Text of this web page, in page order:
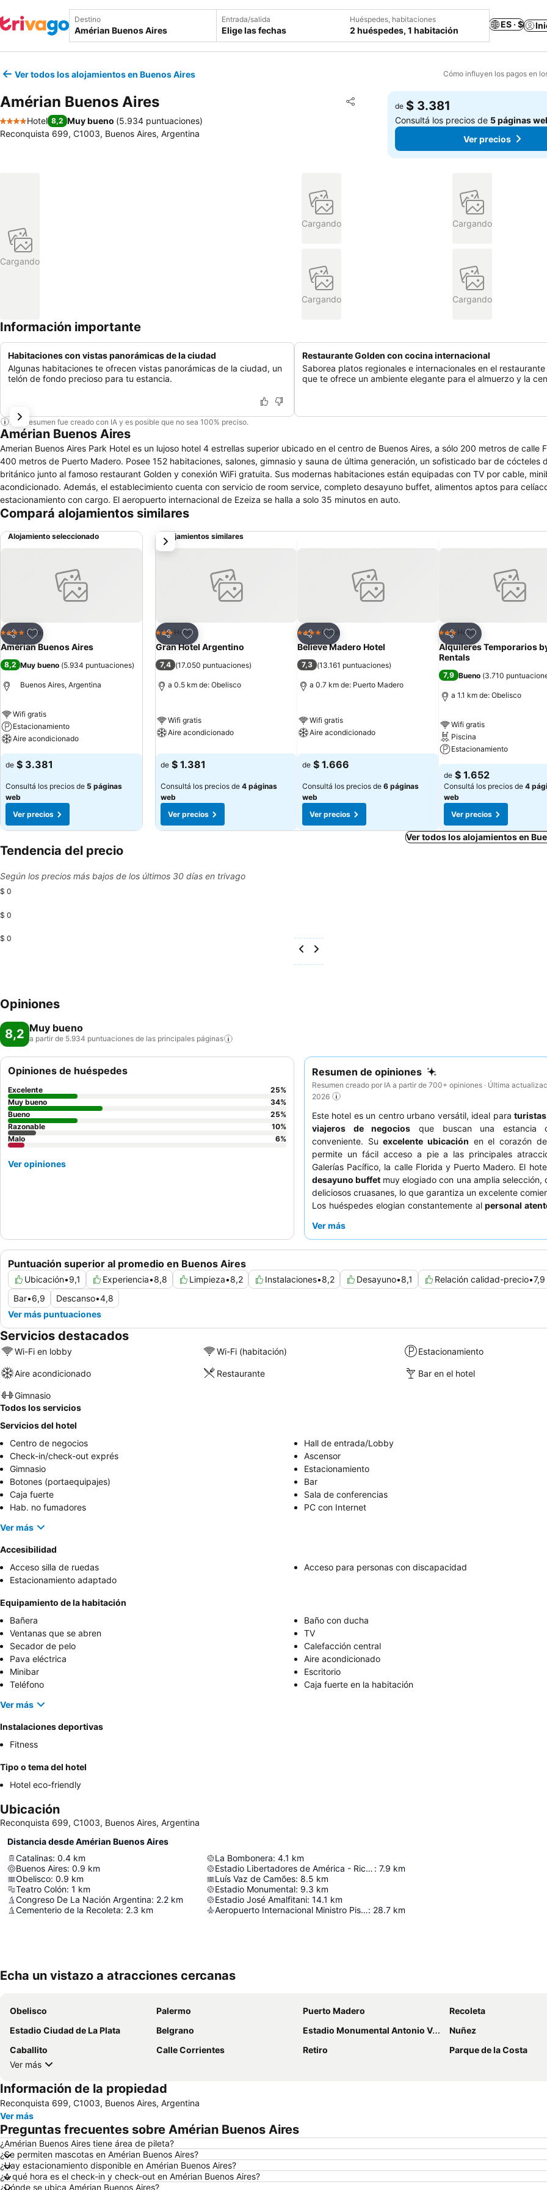
Destino Entrada/salida
Elige las fechas
Huéspedes, habitaciones
2 huéspedes, 1 habitación
ES · $
Ver todos los alojamientos en Buenos Aires Cómo influyen los pagos en
Amérian Buenos Aires Compartir
Añadir a favoritos
4 Estrellas
Hotel 8,2 Muy bueno (5.934 puntuaciones)
Reconquista 699, C1003, Buenos Aires, Argentina
de $ 3.381
Consultá los precios de 5 páginas
Ver precios
Cargando
Cargando Cargando
Cargando Cargando
Información importante
Habitaciones con vistas panorámicas de la ciudad
Algunas habitaciones te ofrecen vistas panorámicas de la ciudad, un
telón de fondo precioso para tu estancia.
Restaurante Golden con cocina internacional
Saborea platos regionales e internacionales en el restaurante
que te ofrece un ambiente elegante para el almuerzo y la
Este resumen fue creado con IA y es posible que no sea 100% preciso.
Amérian Buenos Aires
Amerian Buenos Aires Park Hotel es un lujoso hotel 4 estrellas superior ubicado en el centro de Buenos Aires, a sólo 200 metros de calle
400 metros de Puerto Madero. Posee 152 habitaciones, salones, gimnasio y sauna de última generación, un sofisticado bar de cócteles
británico junto al famoso restaurant Golden y conexión WiFi gratuita. Sus modernas habitaciones están equipadas con TV por cable,
acondicionado. Además, el establecimiento cuenta con servicio de room service, completo desayuno buffet, alimentos aptos para
estacionamiento con cargo. El aeropuerto internacional de Ezeiza se halla a solo 35 minutos en auto.
Compará alojamientos similares
Alojamiento seleccionado
Compartir
Añadir a favoritos
4 EstrellasHotel
Amérian Buenos Aires
8,2 Muy bueno (5.934 puntuaciones)
Buenos Aires, Argentina
Wifi gratis
Estacionamiento
Aire acondicionado
de $ 3.381
Consultá los precios de 5 páginas
web
Ver precios
Alojamientos similares
Compartir
Añadir a favoritos
3 Estrellas
Hotel
Gran Hotel Argentino
7,4 (17.050 puntuaciones)
a 0.5 km de: Obelisco
Wifi gratis
Aire acondicionado
de $ 1.381
Consultá los precios de 4 páginas
web
Ver precios
Compartir
Añadir a favoritos
4 EstrellasHotel
Believe Madero Hotel
7,3 (13.161 puntuaciones)
a 0.7 km de: Puerto Madero
Wifi gratis
Aire acondicionado
de $ 1.666
Consultá los precios de 6 páginas
web
Ver precios
Compartir
Añadir a favoritos
3 Estrellas
Hotel
Alquileres Temporarios
Rentals
7,9 Bueno (3.710
a 1.1 km de: Obelisco
Wifi gratis
Piscina
Estacionamiento
de $ 1.652
Consultá los precios de 4
web
Ver precios
siguiente
Ver todos los alojamientos en
Tendencia del precio
Según los precios más bajos de los últimos 30 días en trivago
$ 0
$ 0
$ 0
Opiniones
8,2 Muy bueno
a partir de 5.934 puntuaciones de las principales páginas
Resumen de opiniones
Resumen creado por IA a partir de 700+ opiniones · Última
2026
Este hotel es un centro urbano versátil, ideal paraturistas
viajeros de negocios que buscan una estancia
conveniente. Suexcelente ubicación en el corazón
permite un fácil acceso a pie a las principales
Galerías Pacífico, la calle Florida y Puerto Madero. El
desayuno buffet muy elogiado con una amplia selección,
deliciosos cruasanes, lo que garantiza un excelente
Los huéspedes elogian constantemente alpersonal
considere solicitar una habitación con vistas al jardín.
Ver más
Puntuación superior al promedio en Buenos Aires
Ubicación•9,1 Experiencia•8,8 Limpieza•8,2 Instalaciones•8,2 Desayuno•8,1 Relación calidad-precio•7,9
Bar•6,9 Descanso•4,8
Ver más puntuaciones
Opiniones de huéspedes
Excelente 25%
Muy bueno
34%
Bueno
25%
Razonable
10%
Malo
6%
Ver opiniones
Servicios destacados
Wi-Fi en lobby Wi-Fi (habitación) Estacionamiento
Aire acondicionado Restaurante Bar en el hotel
Gimnasio
Todos los servicios
Servicios del hotel
Centro de negocios
Hall de entrada/Lobby
Check-in/check-out exprés
Ascensor
Gimnasio
Estacionamiento
Botones (portaequipajes)
Bar
Caja fuerte
Sala de conferencias
Hab. no fumadores
PC con Internet
Ver más
Accesibilidad
Acceso silla de ruedas
Acceso para personas con discapacidad
Estacionamiento adaptado
Equipamiento de la habitación
Bañera
Baño con ducha
Ventanas que se abren
TV
Secador de pelo
Calefacción central
Pava eléctrica
Aire acondicionado
Minibar
Escritorio
Teléfono
Caja fuerte en la habitación
Ver más
Instalaciones deportivas
Fitness
Tipo o tema del hotel
Hotel eco-friendly
Ubicación
Reconquista 699, C1003, Buenos Aires, Argentina
Distancia desde Amérian Buenos Aires
Catalinas: 0.4 km
Buenos Aires: 0.9 km
Obelisco: 0.9 km
Teatro Colón: 1 km
Congreso De La Nación Argentina: 2.2 km
Cementerio de la Recoleta: 2.3 km
La Bombonera: 4.1 km
Estadio Libertadores de América - Ricardo Enrique Bochini : 7.9 km
Luís Vaz de Camões: 8.5 km
Estadio Monumental: 9.3 km
Estadio José Amalfitani: 14.1 km
Aeropuerto Internacional Ministro Pistarini: 28.7 km
Echa un vistazo a atracciones cercanas
Obelisco Palermo Puerto Madero
Recoleta
Estadio Ciudad de La Plata
Belgrano Estadio Monumental Antonio Vespucio Liberti
Nuñez
Caballito
Calle Corrientes Retiro
Parque de la Costa
Ver más
Información de la propiedad
Reconquista 699, C1003, Buenos Aires, Argentina
Ver más
Preguntas frecuentes sobre Amérian Buenos Aires
¿Amérian Buenos Aires tiene área de pileta?
¿Se permiten mascotas en Amérian Buenos Aires?
¿Hay estacionamiento disponible en Amérian Buenos Aires?
¿A qué hora es el check-in y check-out en Amérian Buenos Aires?
¿Dónde se ubica Amérian Buenos Aires?